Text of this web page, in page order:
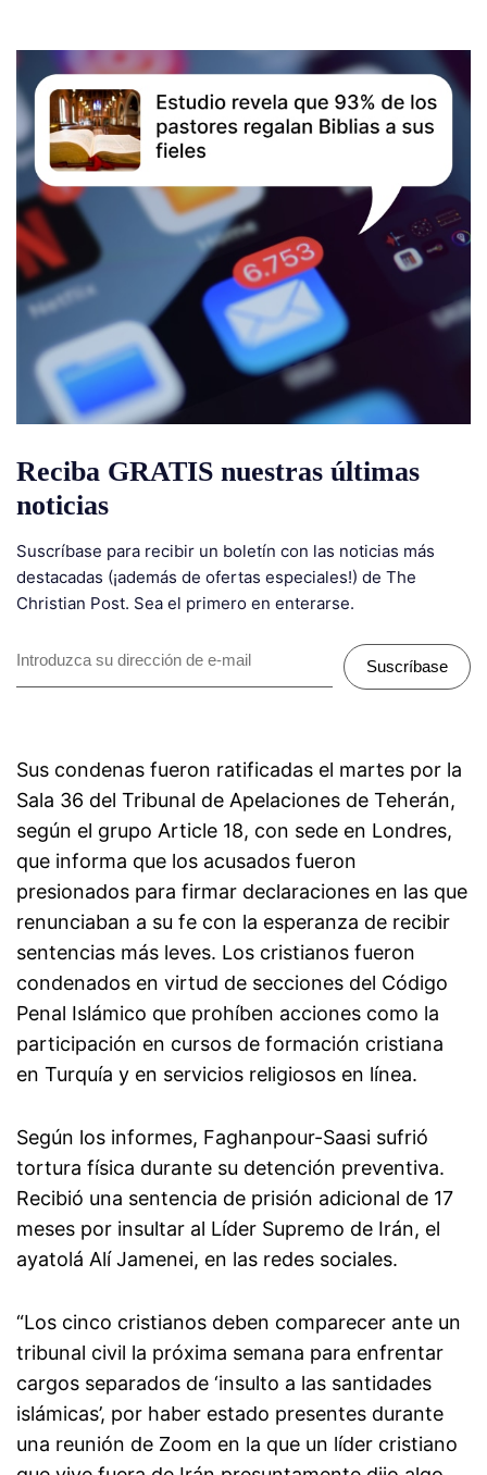
Reciba GRATIS nuestras últimas
noticias
Suscríbase para recibir un boletín con las noticias más
destacadas (¡además de ofertas especiales!) de The
Christian Post. Sea el primero en enterarse.
Suscríbase
Sus condenas fueron ratificadas el martes por la
Sala 36 del Tribunal de Apelaciones de Teherán,
según el grupo Article 18, con sede en Londres,
que informa que los acusados fueron
presionados para firmar declaraciones en las que
renunciaban a su fe con la esperanza de recibir
sentencias más leves. Los cristianos fueron
condenados en virtud de secciones del Código
Penal Islámico que prohíben acciones como la
participación en cursos de formación cristiana
en Turquía y en servicios religiosos en línea.
Según los informes, Faghanpour-Saasi sufrió
tortura física durante su detención preventiva.
Recibió una sentencia de prisión adicional de 17
meses por insultar al Líder Supremo de Irán, el
ayatolá Alí Jamenei, en las redes sociales.
“Los cinco cristianos deben comparecer ante un
tribunal civil la próxima semana para enfrentar
cargos separados de ‘insulto a las santidades
islámicas’, por haber estado presentes durante
una reunión de Zoom en la que un líder cristiano